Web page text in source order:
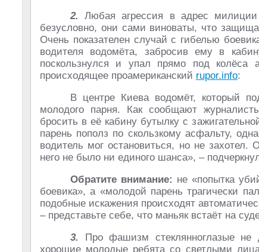
2.
Любая агрессия в адрес милиции
безусловно, они сами виноваты, что
Очень показателен случай с гибелью
водителя водомёта, забросив ему в
поскользнулся и упал прямо под колёса
происходящее проамериканский rupor.info:
В центре Киева водомёт, который
молодого парня. Как сообщают
бросить в её кабину бутылку с
парень пополз по скользкому асфальту,
водитель мог остановиться, но не
него не было ни единого шанса», –
Обратите внимание: не «попытка
боевика», а «молодой парень трагически
подобные искажения происходят
– представьте себе, что маньяк встаёт на
3.
Про фашизм стеклянноглазые
хорошие молодые ребята со светлыми